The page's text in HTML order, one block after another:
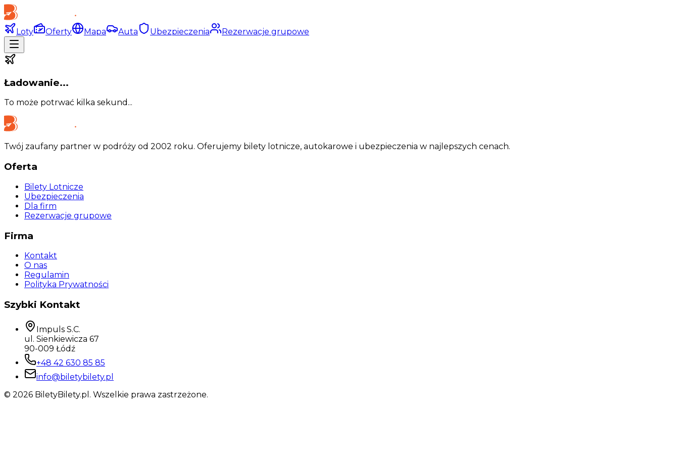
Loty Oferty Mapa Auta Ubezpieczenia Rezerwacje grupowe
Ładowanie...
To może potrwać kilka sekund...
Twój zaufany partner w podróży od 2002 roku. Oferujemy bilety lotnicze, autokarowe i ubezpieczenia w najlepszych cenach.
Oferta
Bilety Lotnicze
Ubezpieczenia
Dla firm
Rezerwacje grupowe
Firma
Kontakt
O nas
Regulamin
Polityka Prywatności
Szybki Kontakt
Impuls S.C.
ul. Sienkiewicza 67
90-009 Łódź
+48 42 630 85 85
info@biletybilety.pl
© 2026 BiletyBilety.pl. Wszelkie prawa zastrzeżone.